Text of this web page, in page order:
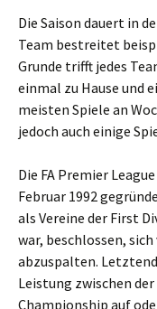
Die Saison dauert in
Team bestreitet
Grunde trifft jedes
einmal zu Hause und
meisten Spiele an
jedoch auch einige
Die FA Premier
Februar 1992
als Vereine der First
war, beschlossen,
abzuspalten.
Leistung zwischen
Championship auf